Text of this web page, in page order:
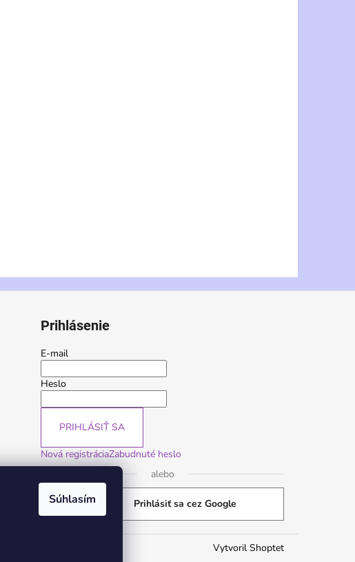
Súhlasím
Prihlásenie
E-mail
Heslo
PRIHLÁSIŤ SA
Nová registráciaZabudnuté heslo
alebo
Prihlásiť sa cez Google
Vytvoril Shoptet